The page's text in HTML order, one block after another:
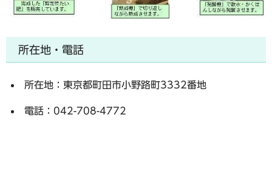
所在地・電話
所在地：東京都町田市小野路町3332番地
電話：042-708-4772